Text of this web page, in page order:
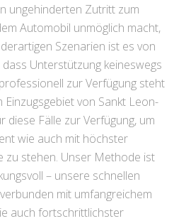
ungehinderten Zutritt zum
Automobil unmöglich macht,
Szenarien ist es von
Unterstützung keineswegs
zur Verfügung steht
von Sankt Leon-
diese Fälle zur Verfügung, um
wie auch mit höchster
zu stehen. Unser Methode ist
– unsere schnellen
mit umfangreichem
auch fortschrittlichster